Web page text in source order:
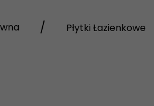
Płytki Łazienkowe